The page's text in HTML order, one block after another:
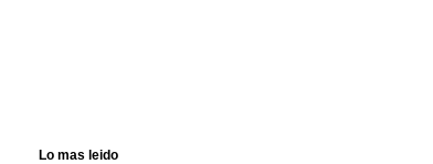
Lo mas leido